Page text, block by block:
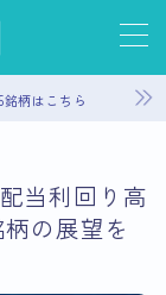
柄はこちら
当利回り高
の展望を